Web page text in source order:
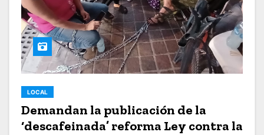
LOCAL
Demandan la publicación de la
‘descafeinada’ reforma Ley contra la